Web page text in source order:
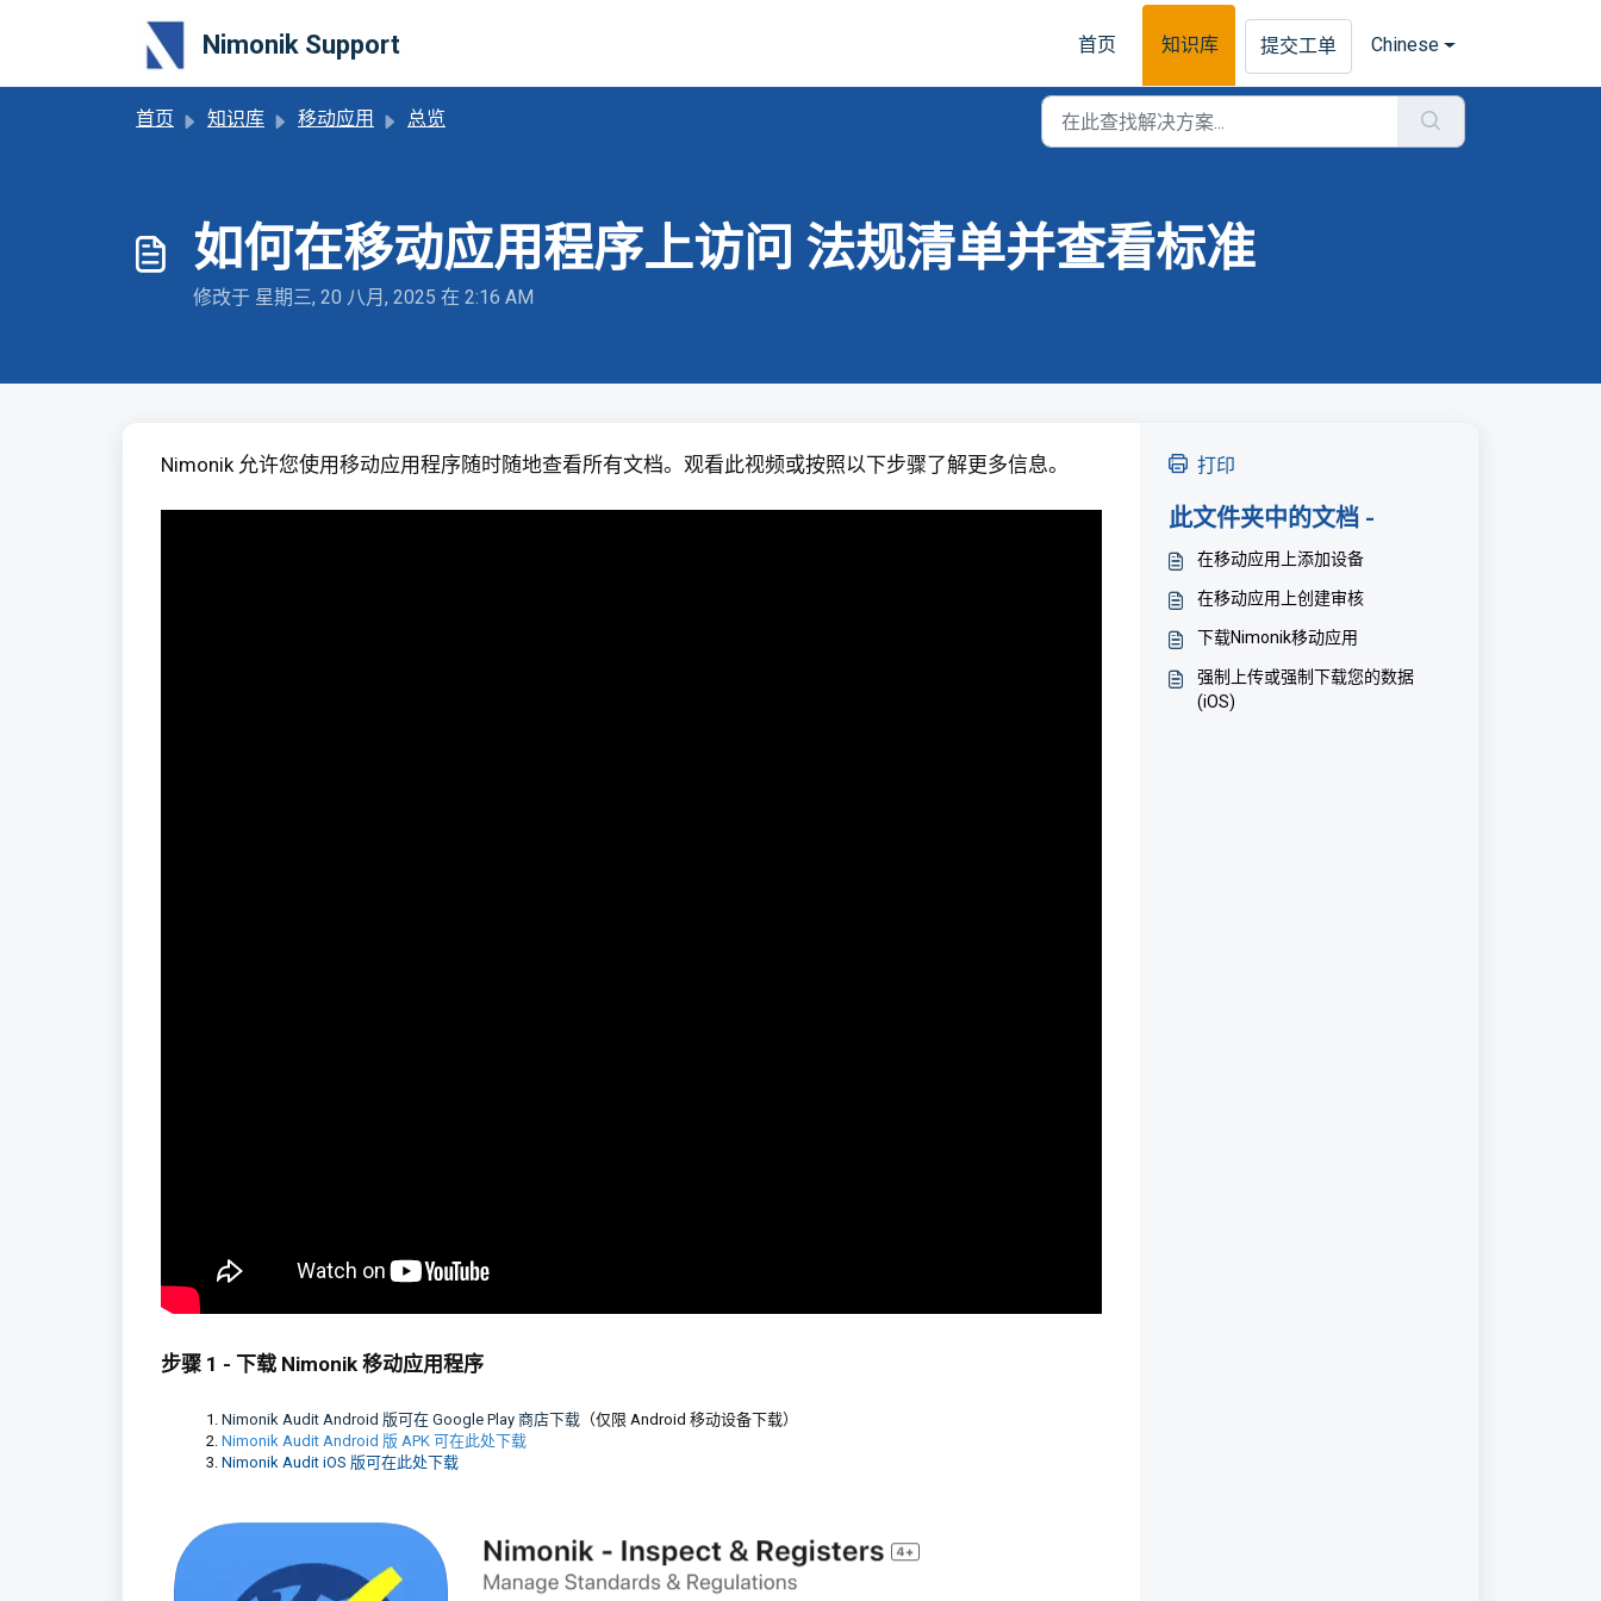
Nimonik Support 首页 知识库 提交工单 Chinese
首页 知识库 移动应用 总览
如何在移动应用程序上访问 法规清单并查看标准
修改于 星期三, 20 八月, 2025 在 2:16 AM
Nimonik 允许您使用移动应用程序随时随地查看所有文档。观看此视频或按照以下步骤了解更多信息。
步骤 1 - 下载 Nimonik 移动应用程序
Nimonik Audit Android 版可在 Google Play 商店下载 （仅限 Android 移动设备下载）
Nimonik Audit Android 版 APK 可在此处下载
Nimonik Audit iOS 版可在此处下载
打印
此文件夹中的文档 -
在移动应用上添加设备
在移动应用上创建审核
下载Nimonik移动应用
强制上传或强制下载您的数据
(iOS)